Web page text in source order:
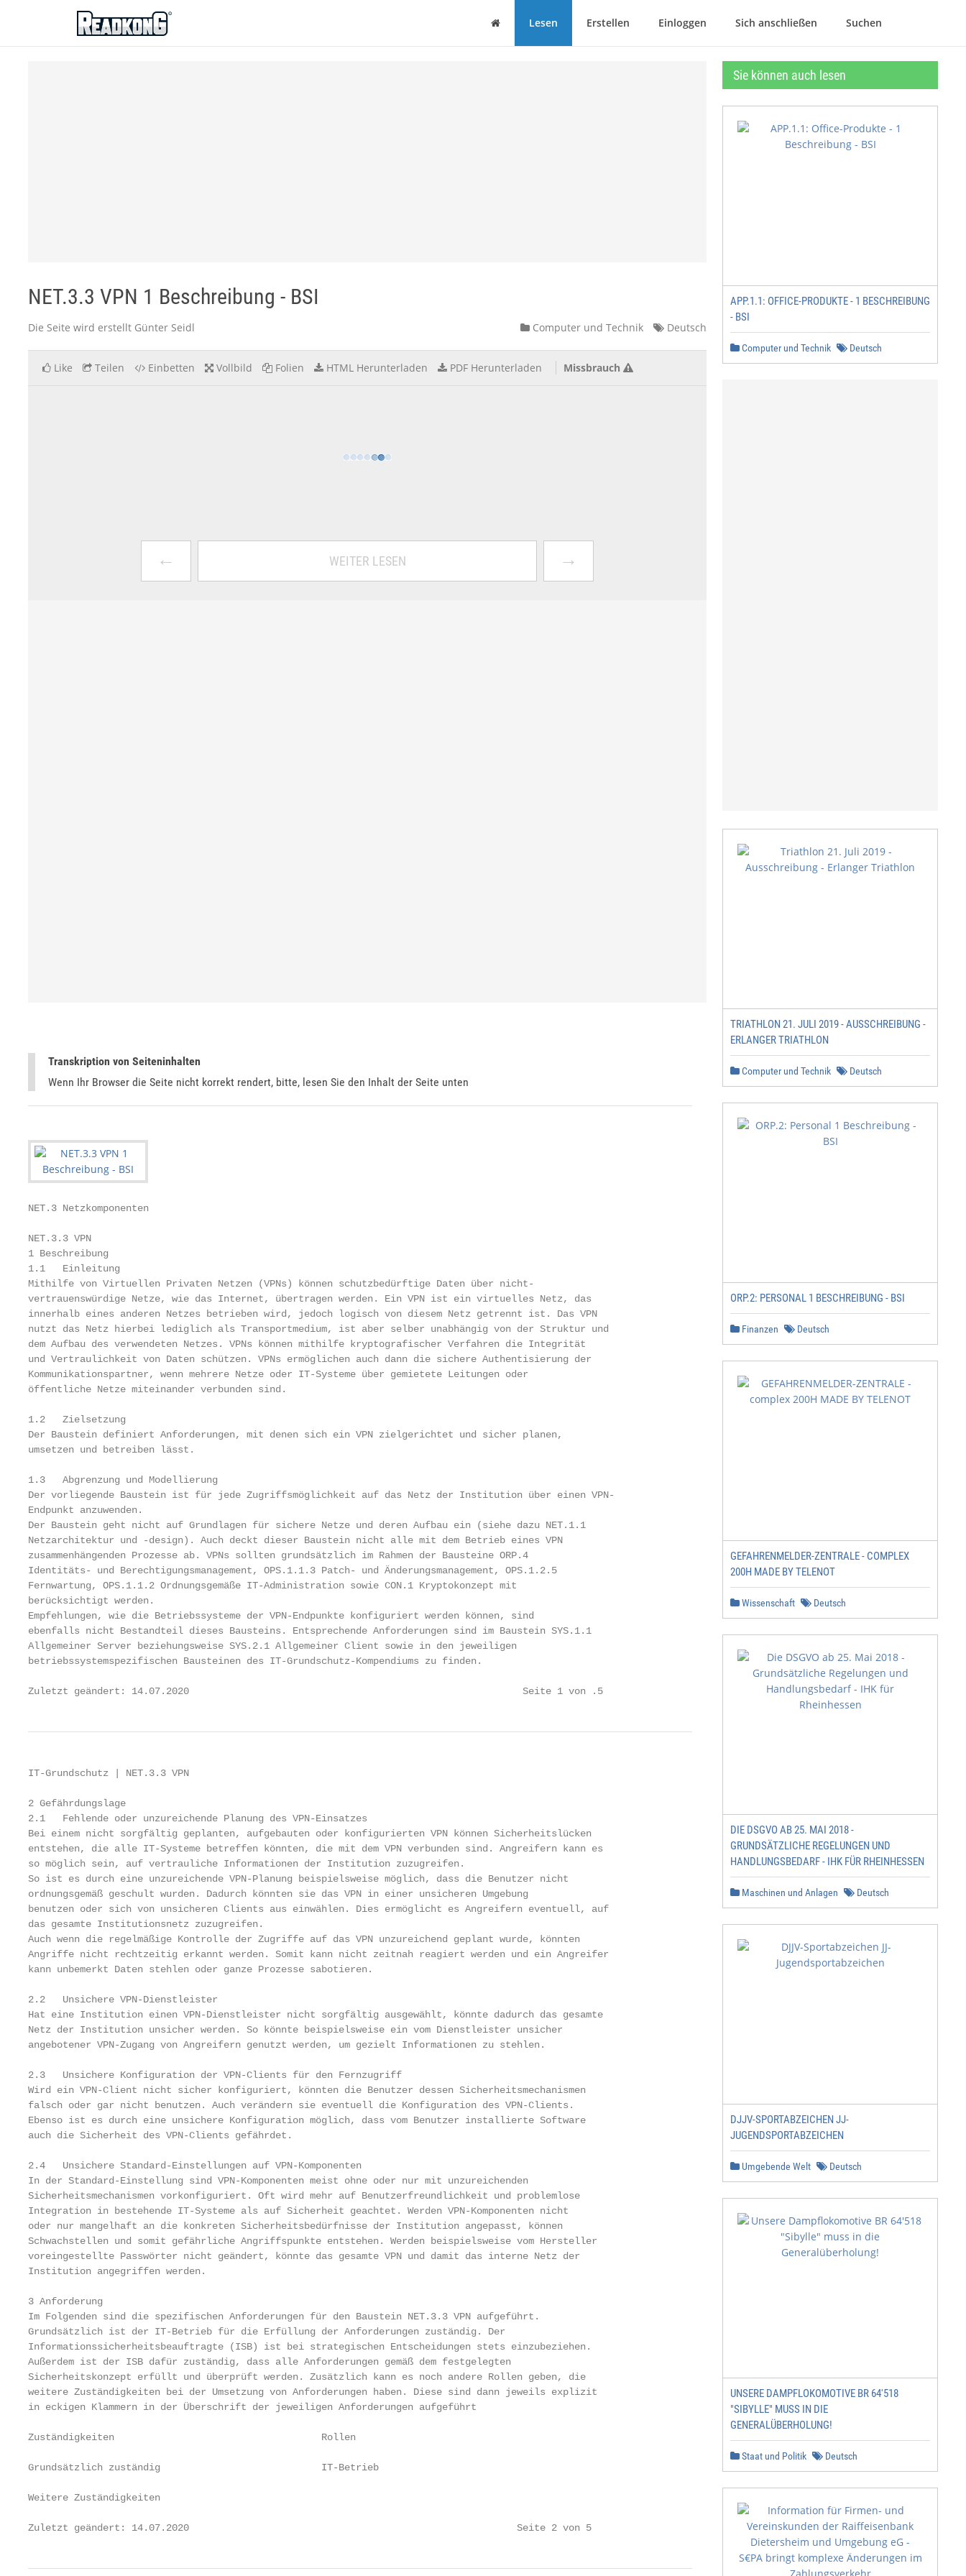
ReadkonG
Haus Lesen Erstellen Einloggen Sich anschließen Suchen
NET.3.3 VPN 1 Beschreibung - BSI
Die Seite wird erstellt Günter Seidl Computer und Technik Deutsch
Like Teilen Einbetten Vollbild Folien HTML Herunterladen PDF Herunterladen Missbrauch
← WEITER LESEN →
Transkription von Seiteninhalten
Wenn Ihr Browser die Seite nicht korrekt rendert, bitte, lesen Sie den Inhalt der Seite unten
NET.3 Netzkomponenten
NET.3.3 VPN
1 Beschreibung
1.1   Einleitung
Mithilfe von Virtuellen Privaten Netzen (VPNs) können schutzbedürftige Daten über nicht-
vertrauenswürdige Netze, wie das Internet, übertragen werden. Ein VPN ist ein virtuelles Netz, das
innerhalb eines anderen Netzes betrieben wird, jedoch logisch von diesem Netz getrennt ist. Das VPN
nutzt das Netz hierbei lediglich als Transportmedium, ist aber selber unabhängig von der Struktur und
dem Aufbau des verwendeten Netzes. VPNs können mithilfe kryptografischer Verfahren die Integrität
und Vertraulichkeit von Daten schützen. VPNs ermöglichen auch dann die sichere Authentisierung der
Kommunikationspartner, wenn mehrere Netze oder IT-Systeme über gemietete Leitungen oder
öffentliche Netze miteinander verbunden sind.
1.2   Zielsetzung
Der Baustein definiert Anforderungen, mit denen sich ein VPN zielgerichtet und sicher planen,
umsetzen und betreiben lässt.
1.3   Abgrenzung und Modellierung
Der vorliegende Baustein ist für jede Zugriffsmöglichkeit auf das Netz der Institution über einen VPN-
Endpunkt anzuwenden.
Der Baustein geht nicht auf Grundlagen für sichere Netze und deren Aufbau ein (siehe dazu NET.1.1
Netzarchitektur und -design). Auch deckt dieser Baustein nicht alle mit dem Betrieb eines VPN
zusammenhängenden Prozesse ab. VPNs sollten grundsätzlich im Rahmen der Bausteine ORP.4
Identitäts- und Berechtigungsmanagement, OPS.1.1.3 Patch- und Änderungsmanagement, OPS.1.2.5
Fernwartung, OPS.1.1.2 Ordnungsgemäße IT-Administration sowie CON.1 Kryptokonzept mit
berücksichtigt werden.
Empfehlungen, wie die Betriebssysteme der VPN-Endpunkte konfiguriert werden können, sind
ebenfalls nicht Bestandteil dieses Bausteins. Entsprechende Anforderungen sind im Baustein SYS.1.1
Allgemeiner Server beziehungsweise SYS.2.1 Allgemeiner Client sowie in den jeweiligen
betriebssystemspezifischen Bausteinen des IT-Grundschutz-Kompendiums zu finden.
Zuletzt geändert: 14.07.2020                                                          Seite 1 von .5
IT-Grundschutz | NET.3.3 VPN
2 Gefährdungslage
2.1   Fehlende oder unzureichende Planung des VPN-Einsatzes
Bei einem nicht sorgfältig geplanten, aufgebauten oder konfigurierten VPN können Sicherheitslücken
entstehen, die alle IT-Systeme betreffen könnten, die mit dem VPN verbunden sind. Angreifern kann es
so möglich sein, auf vertrauliche Informationen der Institution zuzugreifen.
So ist es durch eine unzureichende VPN-Planung beispielsweise möglich, dass die Benutzer nicht
ordnungsgemäß geschult wurden. Dadurch könnten sie das VPN in einer unsicheren Umgebung
benutzen oder sich von unsicheren Clients aus einwählen. Dies ermöglicht es Angreifern eventuell, auf
das gesamte Institutionsnetz zuzugreifen.
Auch wenn die regelmäßige Kontrolle der Zugriffe auf das VPN unzureichend geplant wurde, könnten
Angriffe nicht rechtzeitig erkannt werden. Somit kann nicht zeitnah reagiert werden und ein Angreifer
kann unbemerkt Daten stehlen oder ganze Prozesse sabotieren.
2.2   Unsichere VPN-Dienstleister
Hat eine Institution einen VPN-Dienstleister nicht sorgfältig ausgewählt, könnte dadurch das gesamte
Netz der Institution unsicher werden. So könnte beispielsweise ein vom Dienstleister unsicher
angebotener VPN-Zugang von Angreifern genutzt werden, um gezielt Informationen zu stehlen.
2.3   Unsichere Konfiguration der VPN-Clients für den Fernzugriff
Wird ein VPN-Client nicht sicher konfiguriert, könnten die Benutzer dessen Sicherheitsmechanismen
falsch oder gar nicht benutzen. Auch verändern sie eventuell die Konfiguration des VPN-Clients.
Ebenso ist es durch eine unsichere Konfiguration möglich, dass vom Benutzer installierte Software
auch die Sicherheit des VPN-Clients gefährdet.
2.4   Unsichere Standard-Einstellungen auf VPN-Komponenten
In der Standard-Einstellung sind VPN-Komponenten meist ohne oder nur mit unzureichenden
Sicherheitsmechanismen vorkonfiguriert. Oft wird mehr auf Benutzerfreundlichkeit und problemlose
Integration in bestehende IT-Systeme als auf Sicherheit geachtet. Werden VPN-Komponenten nicht
oder nur mangelhaft an die konkreten Sicherheitsbedürfnisse der Institution angepasst, können
Schwachstellen und somit gefährliche Angriffspunkte entstehen. Werden beispielsweise vom Hersteller
voreingestellte Passwörter nicht geändert, könnte das gesamte VPN und damit das interne Netz der
Institution angegriffen werden.
3 Anforderung
Im Folgenden sind die spezifischen Anforderungen für den Baustein NET.3.3 VPN aufgeführt.
Grundsätzlich ist der IT-Betrieb für die Erfüllung der Anforderungen zuständig. Der
Informationssicherheitsbeauftragte (ISB) ist bei strategischen Entscheidungen stets einzubeziehen.
Außerdem ist der ISB dafür zuständig, dass alle Anforderungen gemäß dem festgelegten
Sicherheitskonzept erfüllt und überprüft werden. Zusätzlich kann es noch andere Rollen geben, die
weitere Zuständigkeiten bei der Umsetzung von Anforderungen haben. Diese sind dann jeweils explizit
in eckigen Klammern in der Überschrift der jeweiligen Anforderungen aufgeführt
Zuständigkeiten                                    Rollen
Grundsätzlich zuständig                            IT-Betrieb
Weitere Zuständigkeiten
Zuletzt geändert: 14.07.2020                                                         Seite 2 von 5
Sie können auch lesen
APP.1.1: OFFICE-PRODUKTE - 1 BESCHREIBUNG
- BSI
Computer und Technik Deutsch
TRIATHLON 21. JULI 2019 - AUSSCHREIBUNG -
ERLANGER TRIATHLON
Computer und Technik Deutsch
ORP.2: PERSONAL 1 BESCHREIBUNG - BSI
Finanzen Deutsch
GEFAHRENMELDER-ZENTRALE - COMPLEX
200H MADE BY TELENOT
Wissenschaft Deutsch
DIE DSGVO AB 25. MAI 2018 -
GRUNDSÄTZLICHE REGELUNGEN UND
HANDLUNGSBEDARF - IHK FÜR RHEINHESSEN
Maschinen und Anlagen Deutsch
DJJV-SPORTABZEICHEN JJ-
JUGENDSPORTABZEICHEN
Umgebende Welt Deutsch
UNSERE DAMPFLOKOMOTIVE BR 64'518
"SIBYLLE" MUSS IN DIE
GENERALÜBERHOLUNG!
Staat und Politik Deutsch